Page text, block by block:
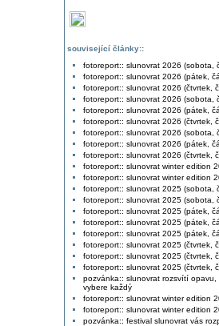
související články::
fotoreport:: slunovrat 2026 (sobota,
fotoreport:: slunovrat 2026 (pátek,
fotoreport:: slunovrat 2026 (čtvrtek,
fotoreport:: slunovrat 2026 (sobota,
fotoreport:: slunovrat 2026 (pátek,
fotoreport:: slunovrat 2026 (čtvrtek,
fotoreport:: slunovrat 2026 (sobota,
fotoreport:: slunovrat 2026 (pátek,
fotoreport:: slunovrat 2026 (čtvrtek,
fotoreport:: slunovrat winter edition
fotoreport:: slunovrat winter edition
fotoreport:: slunovrat 2025 (sobota,
fotoreport:: slunovrat 2025 (sobota,
fotoreport:: slunovrat 2025 (pátek,
fotoreport:: slunovrat 2025 (pátek,
fotoreport:: slunovrat 2025 (pátek,
fotoreport:: slunovrat 2025 (čtvrtek,
fotoreport:: slunovrat 2025 (čtvrtek,
fotoreport:: slunovrat 2025 (čtvrtek,
pozvánka:: slunovrat rozsvítí
vybere každý
fotoreport:: slunovrat winter edition
fotoreport:: slunovrat winter edition
pozvánka:: festival slunovrat vás